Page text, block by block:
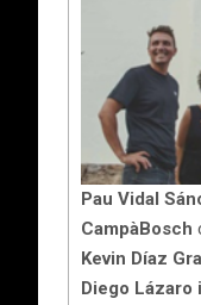
Pau Vidal
CampàBosch
Kevin Díaz
Diego Lázaro